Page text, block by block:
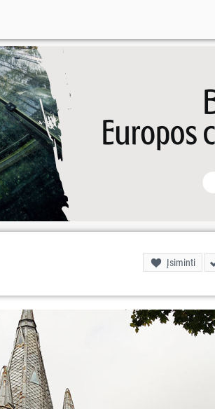
Įsiminti